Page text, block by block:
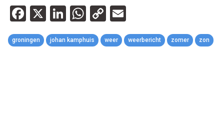
Facebook
X LinkedIn
WhatsApp
Copy
Link
groningen johan kamphuis weer weerbericht zomer zon